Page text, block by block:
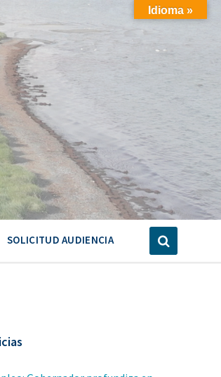
SOLICITUD AUDIENCIA
Idioma »